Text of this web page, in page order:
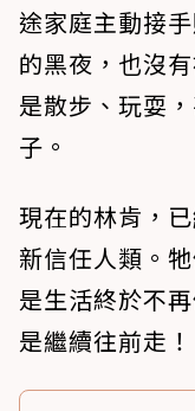
途家庭主動接
的黑夜，也沒
是散步、玩耍
子。
現在的林肯，
新信任人類。
是生活終於不
是繼續往前走！